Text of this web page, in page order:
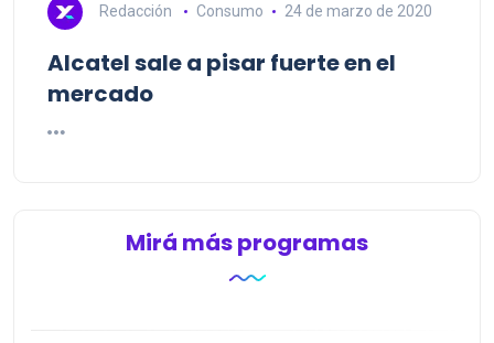
Redacción Consumo 24 de marzo de 2020
Alcatel sale a pisar fuerte en el
mercado
Mirá más programas